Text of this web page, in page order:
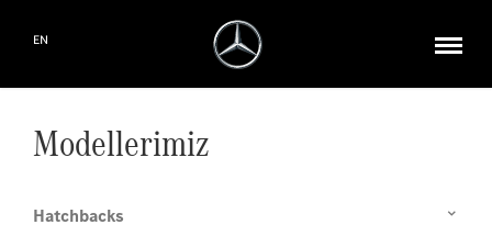
EN
Modellerimiz
Hatchbacks